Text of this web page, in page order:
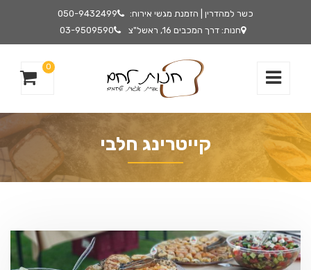
כשר למהדרין | הזמנת מגשי אירוח:
050-9432499
חנות: דרך המכבים 16, ראשל"צ
03-9509590
0
קייטרינג חלבי